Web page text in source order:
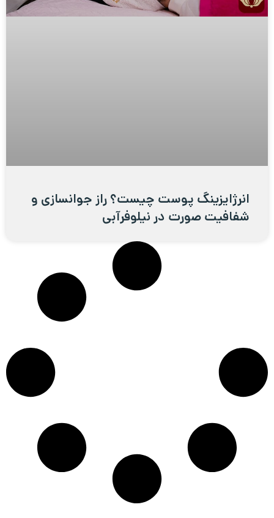
انرژایزینگ پوست چیست؟ راز جوانسازی و
شفافیت صورت در نیلوفرآبی